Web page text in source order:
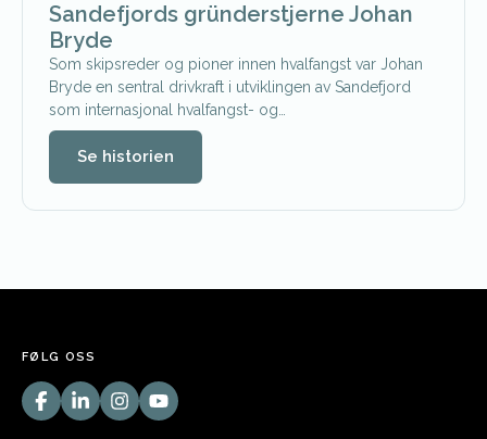
Sandefjords gründerstjerne Johan
Bryde
Som skipsreder og pioner innen hvalfangst var Johan
Bryde en sentral drivkraft i utviklingen av Sandefjord
som internasjonal hvalfangst- og…
Se historien
FØLG OSS